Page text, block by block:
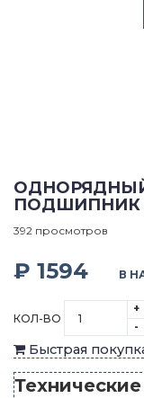
ПОДШИПНИК
392 просмотров
₽ 1594 В
КОЛ-ВО
+
-
Быстрая